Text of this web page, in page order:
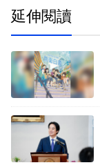
延伸閱讀